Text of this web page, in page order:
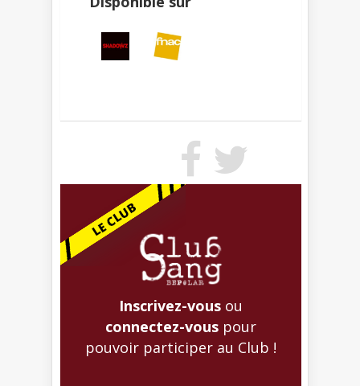
Inscrivez-vous ou
connectez-vous pour
pouvoir participer au Club !